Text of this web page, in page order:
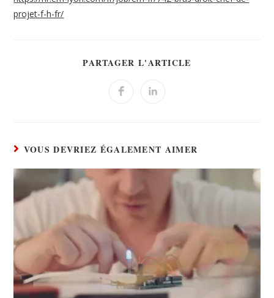
projet-f-h-fr/
PARTAGER L'ARTICLE
VOUS DEVRIEZ ÉGALEMENT AIMER